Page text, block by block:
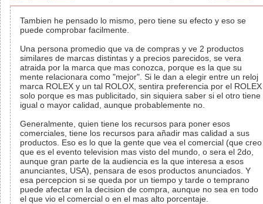
Tambien he pensado lo mismo, pero tiene su efecto y eso se
puede comprobar facilmente.
Una persona promedio que va de compras y ve 2 productos
similares de marcas distintas y a precios parecidos, se vera
atraida por la marca que mas conozca, porque es la que su
mente relacionara como "mejor". Si le dan a elegir entre un reloj
marca ROLEX y un tal ROLOX, sentira preferencia por el ROLEX
solo porque es mas publicitado, sin siquiera saber si el otro tiene
igual o mayor calidad, aunque probablemente no.
Generalmente, quien tiene los recursos para poner esos
comerciales, tiene los recursos para añadir mas calidad a sus
productos. Eso es lo que la gente que vea el comercial (que creo
que es el evento television mas visto del mundo, o sera el 2do,
aunque gran parte de la audiencia es la que interesa a esos
anunciantes, USA), pensara de esos productos anunciados. Y
esa percepcion si se queda por un tiempo y tarde o temprano
puede afectar en la decision de compra, aunque no sea en todo
el que vio el comercial o en el mas alto porcentaje.